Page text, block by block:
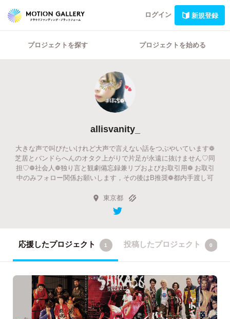
ログイン 新規登録
プロジェクトを探す プロジェクトを始める
allisvanity_
大きな声で叫びたいけれど大声で言えない話をつぶやいています❁
芝居とバンドらへんのオタク上がりで片足が永遠に抜けません♡同
担♡❁社会人❁独り言と観劇備忘録兼リプおよびお取引用❁ お取引
中のみフォロー関係お願いします，その後はB推奨❁都内手渡し可
東京都
応援したプロジェクト 1 投稿したプロジェクト 0